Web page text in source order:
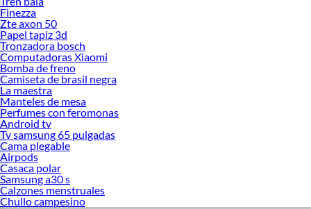
Finezza
Zte axon 50
Papel tapiz 3d
Tronzadora bosch
Computadoras Xiaomi
Bomba de freno
Camiseta de brasil negra
La maestra
Manteles de mesa
Perfumes con feromonas
Android tv
Tv samsung 65 pulgadas
Cama plegable
Airpods
Casaca polar
Samsung a30 s
Calzones menstruales
Chullo campesino